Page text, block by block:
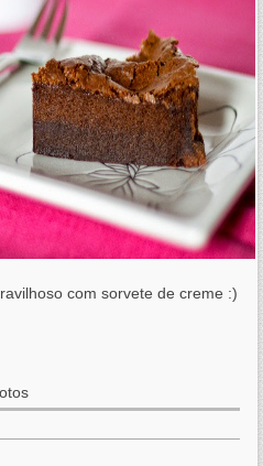
com sorvete de creme :)